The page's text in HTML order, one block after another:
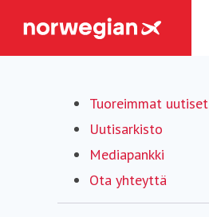
Tuoreimmat uutiset
Uutisarkisto
Mediapankki
Ota yhteyttä